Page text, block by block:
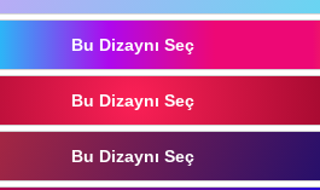
Bu Dizaynı Seç
Bu Dizaynı Seç
Bu Dizaynı Seç